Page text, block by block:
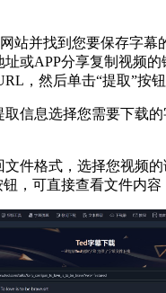
网站并找到您要保存字幕
址或APP分享复制视频的
，然后单击“提取”按钮
取信息选择您需要下载
文件格式，选择您视频
钮，可直接查看文件内容